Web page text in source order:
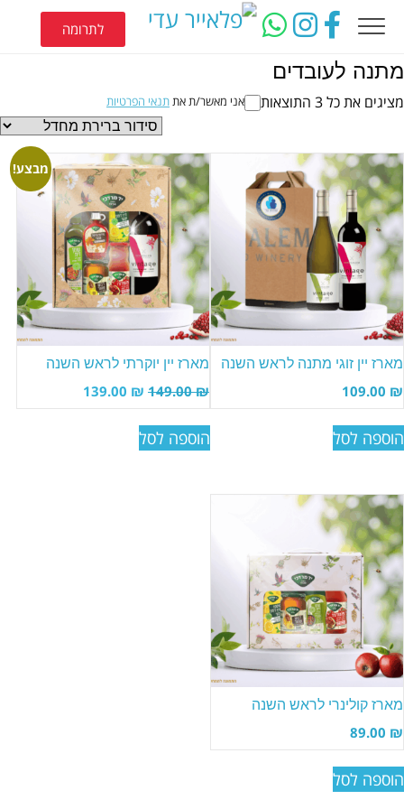
לתרומה
מתנה לעובדים
מציגים את כל ⁦3⁩ התוצאות אני מאשר/ת אתתנאי הפרטיות
מארז יין זוגי מתנה לראש השנה
109.00 ₪
הוספה לסל
מבצע!
מארז יין יוקרתי לראש השנה
149.00₪
139.00 ₪
הוספה לסל
מארז קולינרי לראש השנה
89.00 ₪
הוספה לסל